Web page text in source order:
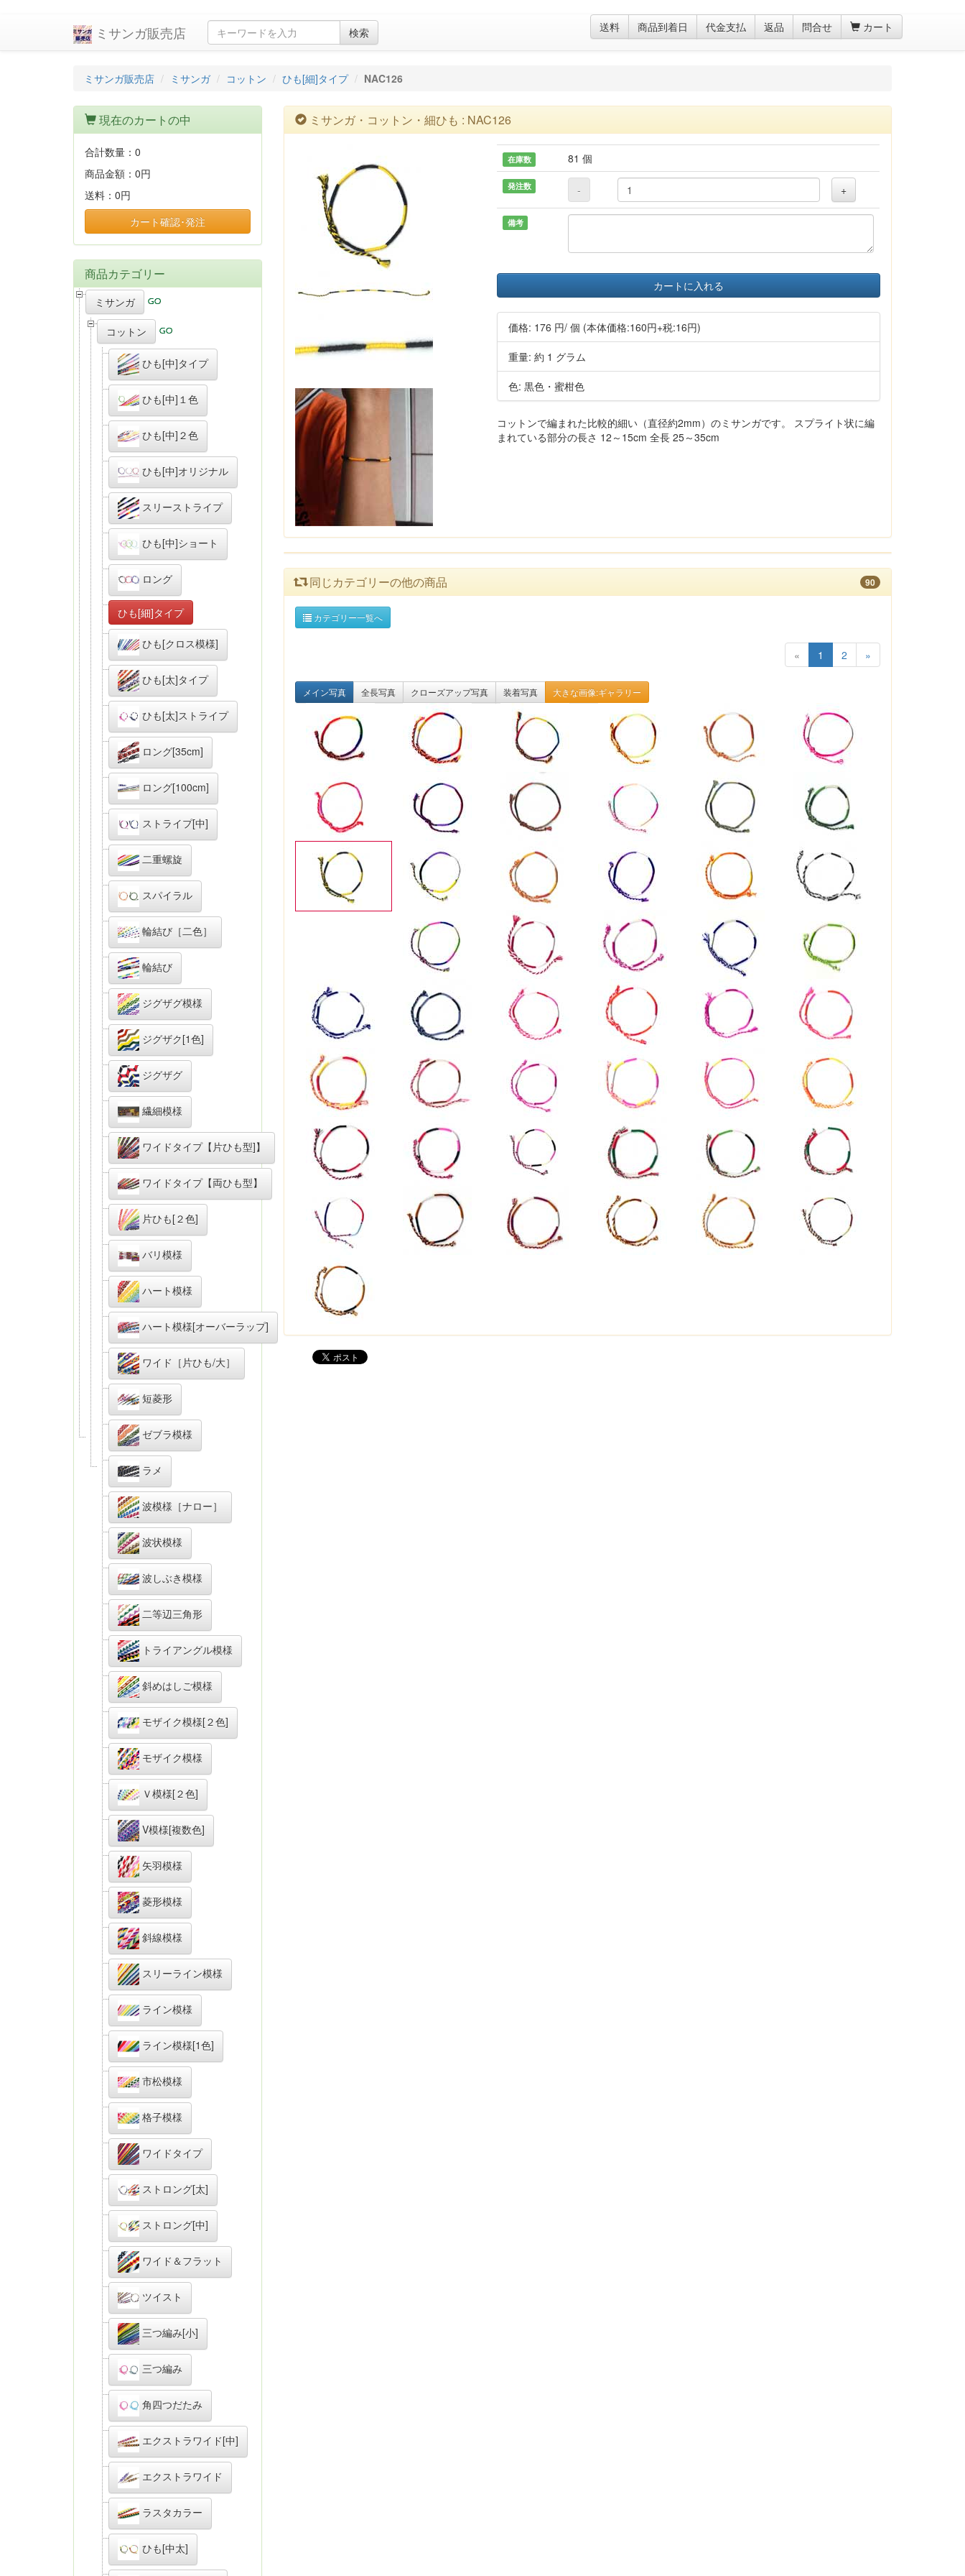
ミサンガ販売店 検索 送料 商品到着日 代金支払 返品 問合せ カート
ミサンガ販売店 ミサンガ コットン ひも[細]タイプ NAC126
ミサンガ・コットン・細ひも : NAC126
在庫数 81 個
発注数 - +
備考
カートに入れる
価格: 176 円/ 個 (本体価格:160円+税:16円)
重量: 約 1 グラム
色: 黒色・蜜柑色
コットンで編まれた比較的細い（直径約2mm）のミサンガです。 スプライト状に編
まれている部分の長さ 12～15cm 全長 25～35cm
同じカテゴリーの他の商品 90
カテゴリー一覧へ
« 1 2 »
メイン写真 全長写真 クローズアップ写真 装着写真 大きな画像:ギャラリー
現在のカートの中
合計数量： 0
商品金額： 0円
送料： 0円
カート確認･発注
商品カテゴリー
ミサンガ
コットン
ひも[中]タイプ
ひも[中]１色
ひも[中]２色
ひも[中]オリジナル
スリーストライプ
ひも[中]ショート
ロング
ひも[細]タイプ
ひも[クロス模様]
ひも[太]タイプ
ひも[太]ストライプ
ロング[35cm]
ロング[100cm]
ストライプ[中]
二重螺旋
スパイラル
輪結び［二色］
輪結び
ジグザグ模様
ジグザク[1色]
ジグザグ
繊細模様
ワイドタイプ【片ひも型]】
ワイドタイプ【両ひも型】
片ひも[２色]
バリ模様
ハート模様
ハート模様[オーバーラップ]
ワイド［片ひも/大］
短菱形
ゼブラ模様
ラメ
波模様［ナロー］
波状模様
波しぶき模様
二等辺三角形
トライアングル模様
斜めはしご模様
モザイク模様[２色]
モザイク模様
Ｖ模様[２色]
V模様[複数色]
矢羽模様
菱形模様
斜線模様
スリーライン模様
ライン模様
ライン模様[1色]
市松模様
格子模様
ワイドタイプ
ストロング[太]
ストロング[中]
ワイド＆フラット
ツイスト
三つ編み[小]
三つ編み
角四つだたみ
エクストラワイド[中]
エクストラワイド
ラスタカラー
ひも[中太]